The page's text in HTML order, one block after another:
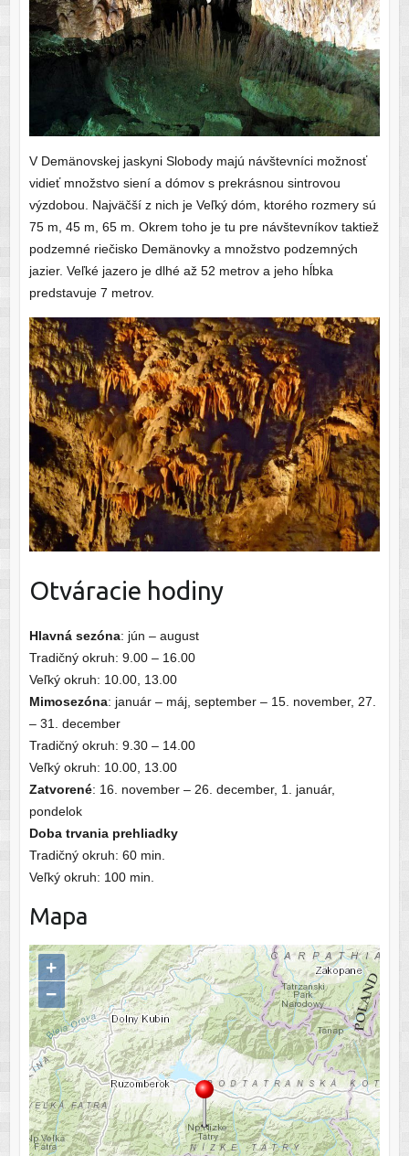
V Demänovskej jaskyni Slobody majú návštevníci možnosť
vidieť množstvo siení a dómov s prekrásnou sintrovou
výzdobou. Najväčší z nich je Veľký dóm, ktorého rozmery sú
75 m, 45 m, 65 m. Okrem toho je tu pre návštevníkov taktiež
podzemné riečisko Demänovky a množstvo podzemných
jazier. Veľké jazero je dlhé až 52 metrov a jeho hĺbka
predstavuje 7 metrov.
Otváracie hodiny
Hlavná sezóna: jún – august
Tradičný okruh: 9.00 – 16.00
Veľký okruh: 10.00, 13.00
Mimosezóna: január – máj, september – 15. november, 27.
– 31. december
Tradičný okruh: 9.30 – 14.00
Veľký okruh: 10.00, 13.00
Zatvorené: 16. november – 26. december, 1. január,
pondelok
Doba trvania prehliadky
Tradičný okruh: 60 min.
Veľký okruh: 100 min.
Mapa
+
−